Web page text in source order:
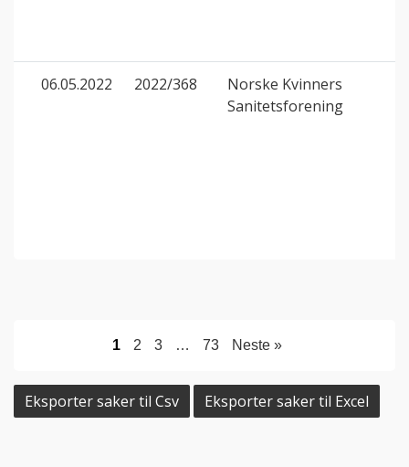
06.05.2022 2022/368
Norske Kvinners
Sanitetsforening
1 2 3 … 73 Neste »
Eksporter saker til Csv Eksporter saker til Excel